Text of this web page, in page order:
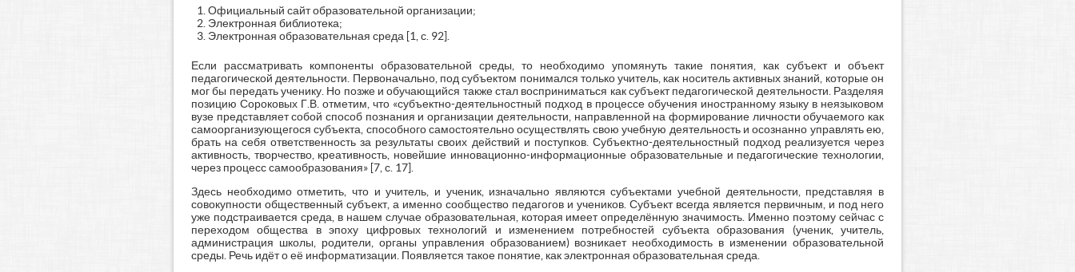
Официальный сайт образовательной организации;
Электронная библиотека;
Электронная образовательная среда [1, с. 92].
Если рассматривать компоненты образовательной среды, то необходимо упомянуть такие понятия, как субъект и объект
педагогической деятельности. Первоначально, под субъектом понимался только учитель, как носитель активных знаний, которые он
мог бы передать ученику. Но позже и обучающийся также стал восприниматься как субъект педагогической деятельности. Разделяя
позицию Сороковых Г.В. отметим, что «субъектно-деятельностный подход в процессе обучения иностранному языку в неязыковом
вузе представляет собой способ познания и организации деятельности, направленной на формирование личности обучаемого как
самоорганизующегося субъекта, способного самостоятельно осуществлять свою учебную деятельность и осознанно управлять ею,
брать на себя ответственность за результаты своих действий и поступков. Субъектно-деятельностный подход реализуется через
активность, творчество, креативность, новейшие инновационно-информационные образовательные и педагогические технологии,
через процесс самообразования» [7, с. 17].
Здесь необходимо отметить, что и учитель, и ученик, изначально являются субъектами учебной деятельности, представляя в
совокупности общественный субъект, а именно сообщество педагогов и учеников. Субъект всегда является первичным, и под него
уже подстраивается среда, в нашем случае образовательная, которая имеет определённую значимость. Именно поэтому сейчас с
переходом общества в эпоху цифровых технологий и изменением потребностей субъекта образования (ученик, учитель,
администрация школы, родители, органы управления образованием) возникает необходимость в изменении образовательной
среды. Речь идёт о её информатизации. Появляется такое понятие, как электронная образовательная среда.